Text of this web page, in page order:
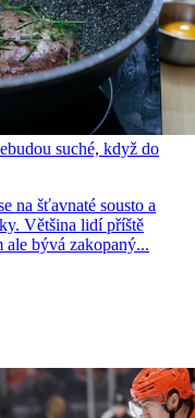
suché, když do
na šťavnaté sousto a
Většina lidí příště
ale bývá zakopaný...